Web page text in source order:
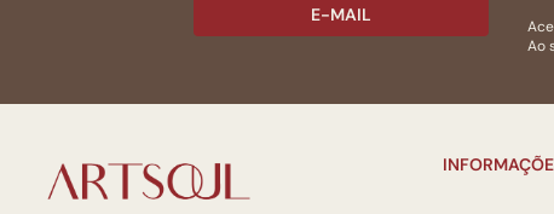
E-MAIL
Ao